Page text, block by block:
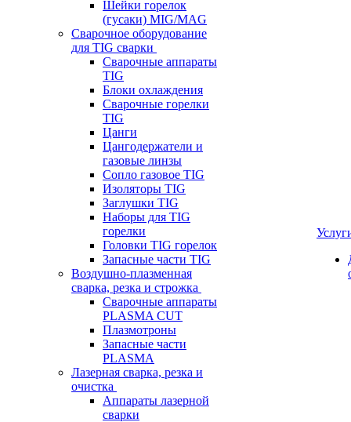
Шейки горелок
(гусаки) MIG/MAG
Сварочное оборудование
для TIG сварки
Сварочные аппараты
TIG
Блоки охлаждения
Сварочные горелки
TIG
Цанги
Цангодержатели и
газовые линзы
Сопло газовое TIG
Изоляторы TIG
Заглушки TIG
Наборы для TIG
горелки
Головки TIG горелок
Запасные части TIG
Воздушно-плазменная
сварка, резка и строжка
Сварочные аппараты
PLASMA CUT
Плазмотроны
Запасные части
PLASMA
Лазерная сварка, резка и
очистка
Аппараты лазерной
сварки